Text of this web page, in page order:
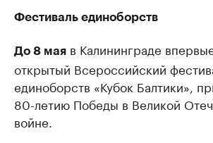
Фестиваль единоборств
До 8 мая в Калининграде
открытый Всероссийский
единоборств «Кубок Балтики»,
80-летию Победы в Великой
войне.